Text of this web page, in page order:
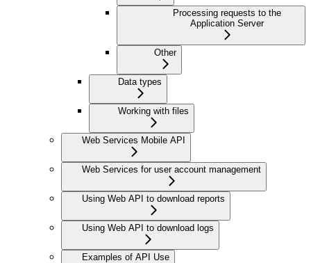
Processing requests to the
Application Server
Other
Data types
Working with files
Web Services Mobile API
Web Services for user account management
Using Web API to download reports
Using Web API to download logs
Examples of API Use